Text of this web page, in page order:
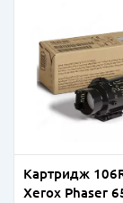
Картридж
Xerox Phaser